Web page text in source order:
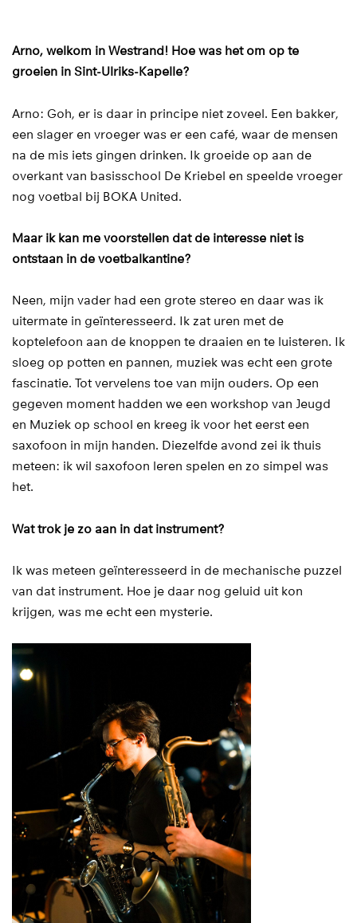
Arno, welkom in Westrand! Hoe was het om op te
groeien in Sint-Ulriks-Kapelle?
Arno: Goh, er is daar in principe niet zoveel. Een bakker,
een slager en vroeger was er een café, waar de mensen
na de mis iets gingen drinken. Ik groeide op aan de
overkant van basisschool De Kriebel en speelde vroeger
nog voetbal bij BOKA United.
Maar ik kan me voorstellen dat de interesse niet is
ontstaan in de voetbalkantine?
Neen, mijn vader had een grote stereo en daar was ik
uitermate in geïnteresseerd. Ik zat uren met de
koptelefoon aan de knoppen te draaien en te luisteren. Ik
sloeg op potten en pannen, muziek was echt een grote
fascinatie. Tot vervelens toe van mijn ouders. Op een
gegeven moment hadden we een workshop van Jeugd
en Muziek op school en kreeg ik voor het eerst een
saxofoon in mijn handen. Diezelfde avond zei ik thuis
meteen: ik wil saxofoon leren spelen en zo simpel was
het.
Wat trok je zo aan in dat instrument?
Ik was meteen geïnteresseerd in de mechanische puzzel
van dat instrument. Hoe je daar nog geluid uit kon
krijgen, was me echt een mysterie.